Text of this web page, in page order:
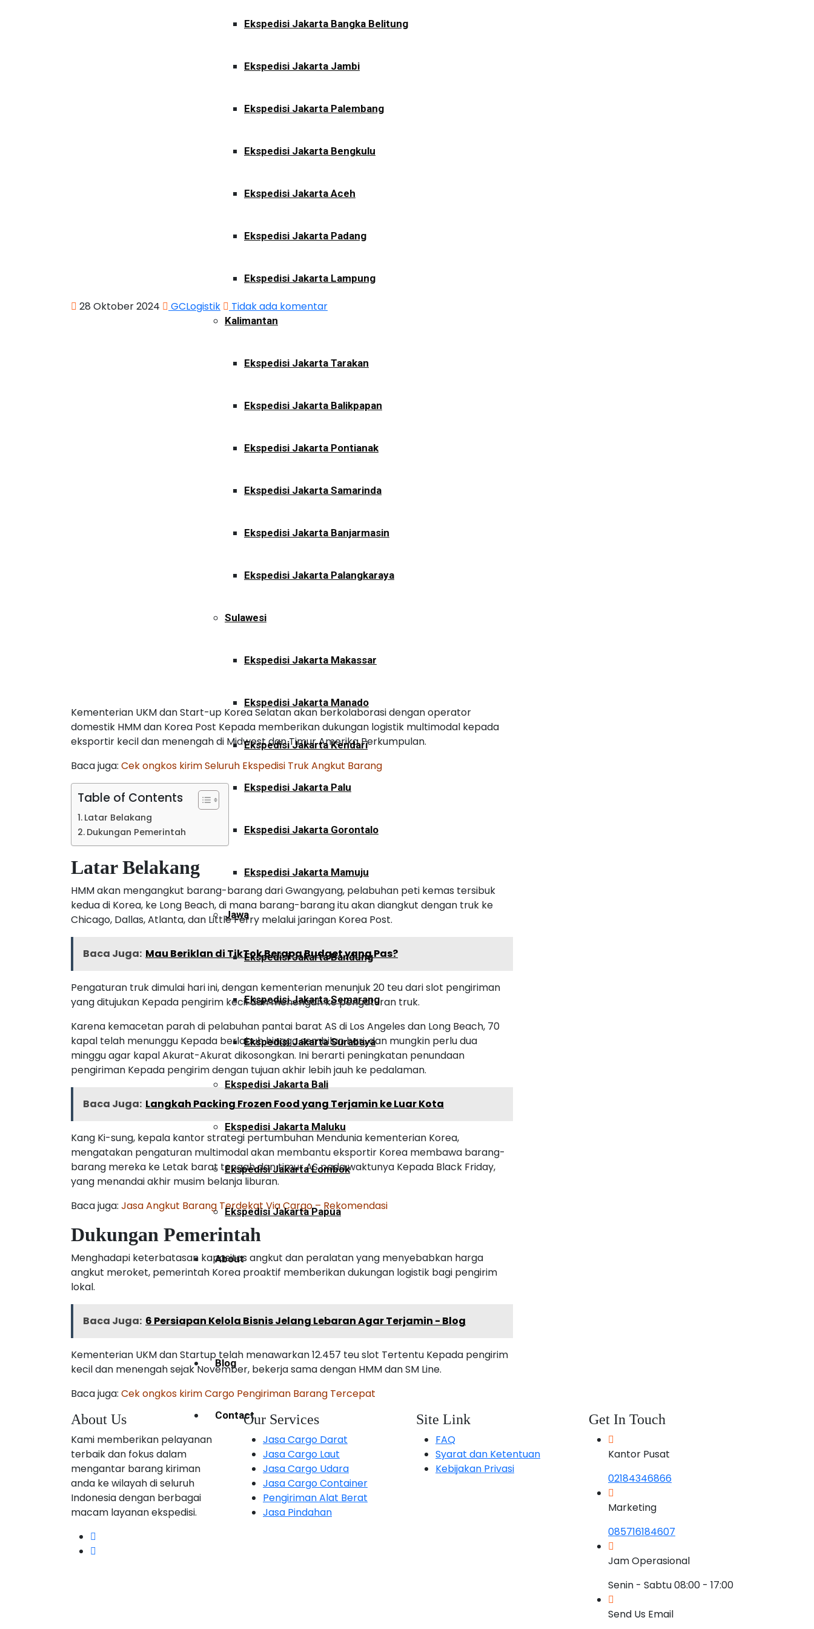
Ekspedisi Jakarta Bangka Belitung
Ekspedisi Jakarta Jambi
Ekspedisi Jakarta Palembang
Ekspedisi Jakarta Bengkulu
Ekspedisi Jakarta Aceh
Ekspedisi Jakarta Padang
Ekspedisi Jakarta Lampung
Kalimantan
Ekspedisi Jakarta Tarakan
Ekspedisi Jakarta Balikpapan
Ekspedisi Jakarta Pontianak
Ekspedisi Jakarta Samarinda
Ekspedisi Jakarta Banjarmasin
Ekspedisi Jakarta Palangkaraya
Sulawesi
Ekspedisi Jakarta Makassar
Ekspedisi Jakarta Manado
Ekspedisi Jakarta Kendari
Ekspedisi Jakarta Palu
Ekspedisi Jakarta Gorontalo
Ekspedisi Jakarta Mamuju
Jawa
Ekspedisi Jakarta Bandung
Ekspedisi Jakarta Semarang
Ekspedisi Jakarta Surabaya
Ekspedisi Jakarta Bali
Ekspedisi Jakarta Maluku
Ekspedisi Jakarta Lombok
Ekspedisi Jakarta Papua
About
Blog
Contact
28 Oktober 2024 GCLogistik Tidak ada komentar
Kementerian UKM dan Start-up Korea Selatan akan berkolaborasi dengan operator
domestik HMM dan Korea Post Kepada memberikan dukungan logistik multimodal kepada
eksportir kecil dan menengah di Midwest dan Timur Amerika Perkumpulan.
Baca juga: Cek ongkos kirim Seluruh Ekspedisi Truk Angkut Barang
Table of Contents
Latar Belakang
Dukungan Pemerintah
Latar Belakang
HMM akan mengangkut barang-barang dari Gwangyang, pelabuhan peti kemas tersibuk
kedua di Korea, ke Long Beach, di mana barang-barang itu akan diangkut dengan truk ke
Chicago, Dallas, Atlanta, dan Little Ferry melalui jaringan Korea Post.
Baca Juga: Mau Beriklan di TikTok Berapa Budget yang Pas?
Pengaturan truk dimulai hari ini, dengan kementerian menunjuk 20 teu dari slot pengiriman
yang ditujukan Kepada pengirim kecil dan menengah ke pengaturan truk.
Karena kemacetan parah di pelabuhan pantai barat AS di Los Angeles dan Long Beach, 70
kapal telah menunggu Kepada berlabuh hingga sembilan hari, dan mungkin perlu dua
minggu agar kapal Akurat-Akurat dikosongkan. Ini berarti peningkatan penundaan
pengiriman Kepada pengirim dengan tujuan akhir lebih jauh ke pedalaman.
Baca Juga: Langkah Packing Frozen Food yang Terjamin ke Luar Kota
Kang Ki-sung, kepala kantor strategi pertumbuhan Mendunia kementerian Korea,
mengatakan pengaturan multimodal akan membantu eksportir Korea membawa barang-
barang mereka ke Letak barat tengah dan timur AS pada waktunya Kepada Black Friday,
yang menandai akhir musim belanja liburan.
Baca juga: Jasa Angkut Barang Terdekat Via Cargo – Rekomendasi
Dukungan Pemerintah
Menghadapi keterbatasan kapasitas angkut dan peralatan yang menyebabkan harga
angkut meroket, pemerintah Korea proaktif memberikan dukungan logistik bagi pengirim
lokal.
Baca Juga: 6 Persiapan Kelola Bisnis Jelang Lebaran Agar Terjamin - Blog
Kementerian UKM dan Startup telah menawarkan 12.457 teu slot Tertentu Kepada pengirim
kecil dan menengah sejak November, bekerja sama dengan HMM dan SM Line.
Baca juga: Cek ongkos kirim Cargo Pengiriman Barang Tercepat
About Us
Kami memberikan pelayanan
terbaik dan fokus dalam
mengantar barang kiriman
anda ke wilayah di seluruh
Indonesia dengan berbagai
macam layanan ekspedisi.
Our Services
Jasa Cargo Darat
Jasa Cargo Laut
Jasa Cargo Udara
Jasa Cargo Container
Pengiriman Alat Berat
Jasa Pindahan
Site Link
FAQ
Syarat dan Ketentuan
Kebijakan Privasi
Get In Touch
Kantor Pusat
02184346866
Marketing
085716184607
Jam Operasional
Senin - Sabtu 08:00 - 17:00
Send Us Email